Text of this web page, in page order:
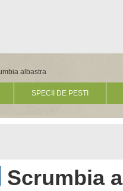
albastra
SPECII DE PESTI
Scrumbia